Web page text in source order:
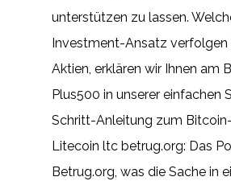
unterstützen zu lassen.
Investment-Ansatz verfolgen
Aktien, erklären wir Ihnen am
Plus500 in unserer einfachen
Schritt-Anleitung zum
Litecoin ltc betrug.org: Das
Betrug.org, was die Sache in